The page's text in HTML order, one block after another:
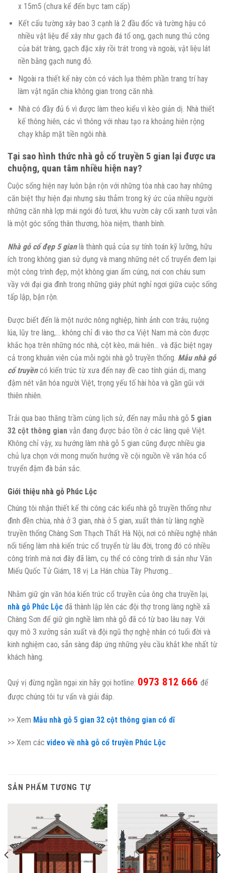
x 15m5 (chưa kể đến bực tam cấp)
Kết cấu tường xây bao 3 cạnh là 2 đầu đốc và tường hậu có
nhiều vật liệu để xây như gạch đá tổ ong, gạch nung thủ công
của bát tràng, gạch đặc xây rồi trát trong và ngoài, vật liệu lát
nền bằng gạch nung đỏ.
Ngoài ra thiết kế này còn có vách lụa thêm phần trang trí hay
làm vật ngăn chia không gian trong căn nhà.
Nhà có đầy đủ 6 vì được làm theo kiểu vì kèo giản dị. Nhà thiết
kế thông hiên, các vì thông với nhau tạo ra khoảng hiên rộng
chạy khắp mặt tiền ngôi nhà.
Tại sao hình thức nhà gỗ cổ truyền 5 gian lại được ưa
chuộng, quan tâm nhiều hiện nay?
Cuộc sống hiện nay luôn bận rộn với những tòa nhà cao hay những
căn biệt thự hiện đại nhưng sâu thẳm trong ký ức của nhiều người
những căn nhà lợp mái ngói đỏ tươi, khu vườn cây cối xanh tươi vẫn
là một góc sống thân thương, hòa niệm, thanh bình.
Nhà gỗ cổ đẹp 5 gianlà thành quả của sự tính toán kỹ lưỡng, hữu
ích trong không gian sử dụng và mang những nét cổ truyển đem lại
một công trình đẹp, một không gian ấm cúng, nơi con cháu sum
vầy với đại gia đình trong những giây phút nghỉ ngơi giữa cuộc sống
tấp lập, bận rộn.
Được biết đến là một nước nông nghiệp, hình ảnh con trâu, ruộng
lúa, lũy tre làng,… không chỉ đi vào thơ ca Việt Nam mà còn được
khắc họa trên những nóc nhà, cột kèo, mái hiên… và đặc biệt ngay
cả trong khuân viên của mỗi ngôi nhà gỗ truyền thống. Mẫu nhà gỗ
cổ truyềncó kiến trúc từ xưa đến nay đề cao tính giản dị, mang
đậm nét văn hóa người Việt, trọng yếu tố hài hòa và gần gũi với
thiên nhiên.
Trải qua bao thăng trầm cùng lịch sử, đến nay mẫu nhà gỗ 5 gian
32 cột thông gian vẫn đang được bảo tồn ở các làng quê Việt.
Không chỉ vậy, xu hướng làm nhà gỗ 5 gian cũng được nhiều gia
chủ lựa chọn với mong muốn hướng về cội nguồn về văn hóa cổ
truyển đậm đà bản sắc.
Giới thiệu nhà gỗ Phúc Lộc
Chúng tôi nhận thiết kế thi công các kiểu nhà gỗ truyền thống như
đình đền chùa, nhà ở 3 gian, nhà ở 5 gian, xuất thân từ làng nghề
truyền thống Chàng Sơn Thạch Thất Hà Nội, nơi có nhiều nghệ nhân
nổi tiếng làm nhà kiến trúc cổ truyển từ lâu đời, trong đó có nhiều
công trình mà nơi đây đã làm, cụ thể có công trình di sản như Văn
Miếu Quốc Tử Giám, 18 vị La Hán chùa Tây Phương…
Nhằm giữ gìn văn hóa kiến trúc cổ truyền của ông cha truyền lại,
nhà gỗ Phúc Lộc đã thành lập lên các đội thợ trong làng nghề xã
Chàng Sơn để giữ gìn nghề làm nhà gỗ đã có từ bao lâu nay. Với
quy mô 3 xưởng sản xuất và đội ngũ thợ nghệ nhân có tuổi đời và
kinh nghiệm cao, sẵn sàng đáp ứng những yêu cầu khắt khe nhất từ
khách hàng.
Quý vị đừng ngần ngại xin hãy gọi hotline: 0973 812 666 để
được chúng tôi tư vấn và giải đáp.
>> Xem Mẫu nhà gỗ 5 gian 32 cột thông gian có dĩ
>> Xem các video về nhà gỗ cổ truyền Phúc Lộc
SẢN PHẨM TƯƠNG TỰ